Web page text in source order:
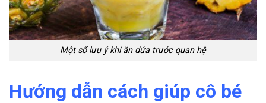
Một số lưu ý khi ăn dứa trước quan hệ
Hướng dẫn cách giúp cô bé